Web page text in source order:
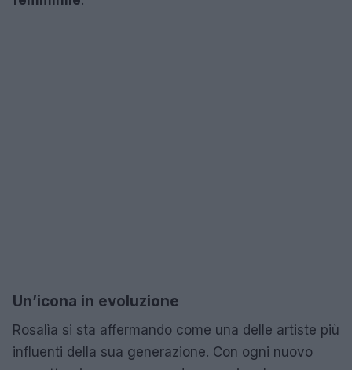
Un’icona in evoluzione
Rosalìa si sta affermando come una delle artiste più
influenti della sua generazione. Con ogni nuovo